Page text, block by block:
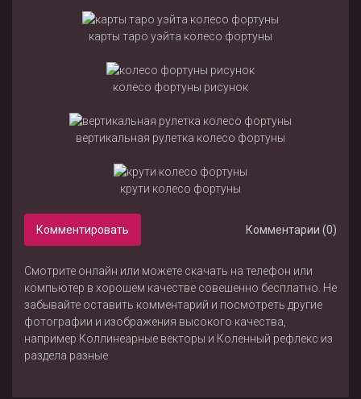
карты таро уэйта колесо фортуны
колесо фортуны рисунок
вертикальная рулетка колесо фортуны
крути колесо фортуны
Комментировать Комментарии (0)
Смотрите онлайн или можете скачать на телефон или
компьютер в хорошем качестве совешенно бесплатно. Не
забывайте оставить комментарий и посмотреть другие
фотографии и изображения высокого качества,
например Коллинеарные векторы и Коленный рефлекс из
раздела разные